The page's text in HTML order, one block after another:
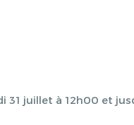
31 juillet à 12h00 et